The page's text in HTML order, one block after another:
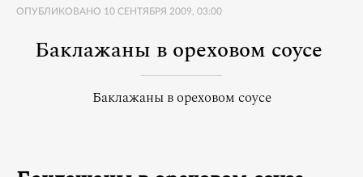
ОПУБЛИКОВАНО 10 СЕНТЯБРЯ 2009, 03:00
Баклажаны в ореховом соусе
Баклажаны в ореховом соусе